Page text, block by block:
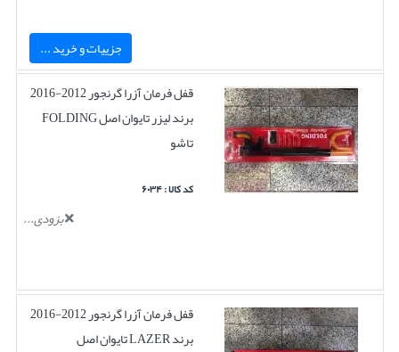
جزییات و خرید ...
قفل فرمان آزرا گرنجور 2012-2016
برند لیزر تایوان اصل FOLDING
تاشو
کد کالا : ۶۰۳۴
بزودی...
قفل فرمان آزرا گرنجور 2012-2016
برند LAZER تایوان اصل